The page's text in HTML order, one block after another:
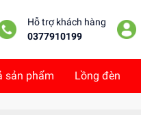
Hỗ trợ khách hàng
0377910199
sản phẩm Lồng đèn